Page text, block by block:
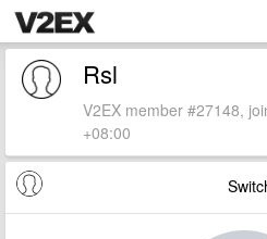
Rsl
V2EX member #27148,
+08:00